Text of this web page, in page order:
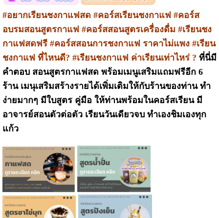
#อยากเรียนชงกาแฟสด #คอร์สเรียนชงกาแฟ #คอร์ส
อบรมสอนสูตรกาแฟ #คอร์สสอนสูตรเครื่องดื่ม #เรียนชง
กาแฟสดฟรี #คอร์สสอนการชงกาแฟ ราคาไม่แพง #เรียน
ชงกาแฟ ที่ไหนดี? #เรียนชงกาแฟ ค่าเรียนเท่าไหร่ ? ที่นี่มี
คำตอบ สอนสูตรกาแฟสด พร้อมเมนูเสริมแถมฟรีอีก 6
ร้าน เมนุเสริมสร้างรายได้เพิ่มเติมให้กับร้านของท่าน ทำ
ง่ายมากๆ มีใบสูตร คู่มือ ให้ท่านพร้อมในคอร์สเรียน มี
อาจารย์สอนตัวต่อตัว เรียนวันเดียวจบ ทำเองชิมเองทุก
แก้ว